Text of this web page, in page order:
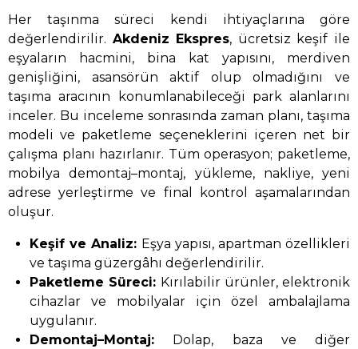
Her taşınma süreci kendi ihtiyaçlarına göre
değerlendirilir. Akdeniz Ekspres, ücretsiz keşif ile
eşyaların hacmini, bina kat yapısını, merdiven
genişliğini, asansörün aktif olup olmadığını ve
taşıma aracının konumlanabileceği park alanlarını
inceler. Bu inceleme sonrasında zaman planı, taşıma
modeli ve paketleme seçeneklerini içeren net bir
çalışma planı hazırlanır. Tüm operasyon; paketleme,
mobilya demontaj–montaj, yükleme, nakliye, yeni
adrese yerleştirme ve final kontrol aşamalarından
oluşur.
Keşif ve Analiz: Eşya yapısı, apartman özellikleri
ve taşıma güzergâhı değerlendirilir.
Paketleme Süreci: Kırılabilir ürünler, elektronik
cihazlar ve mobilyalar için özel ambalajlama
uygulanır.
Demontaj–Montaj: Dolap, baza ve diğer